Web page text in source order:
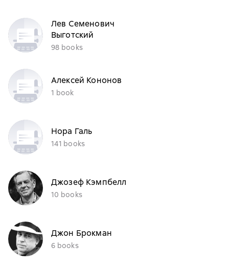
Лев Семенович
Выготский
98 books
Алексей Кононов
1 book
Нора Галь
141 books
Джозеф Кэмпбелл
10 books
Джон Брокман
6 books